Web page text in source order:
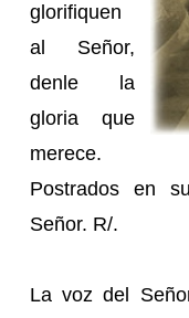
glorifiquen
al Señor,
denle la
gloria que
merece.
Postrados en
Señor. R/.
La voz del